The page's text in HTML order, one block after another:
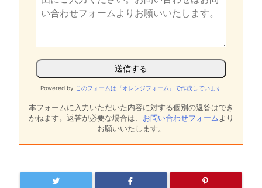
Powered by このフォームは『オレンジフォーム』で作成しています
本フォームに入力いただいた内容に対する個別の返答はでき
かねます。 返答が必要な場合は、 お問い合わせフォームより
お願いいたします。